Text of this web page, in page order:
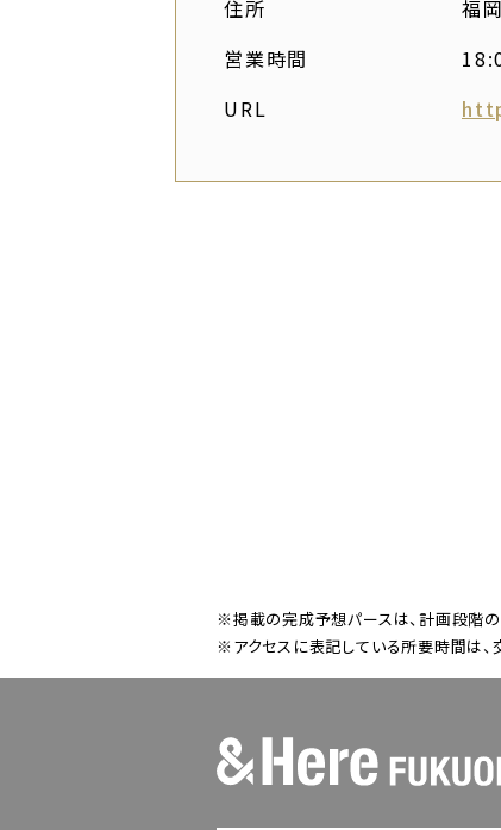
住所
福
営業時間
URL
※掲載の完成予想パースは、計画段階の
※アクセスに表記している所要時間は、